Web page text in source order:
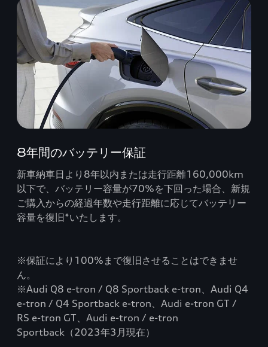
8年間のバッテリー保証
新車納車日より8年以内または走行距離160,000km
以下で、バッテリー容量が70%を下回った場合、新規
ご購入からの経過年数や走行距離に応じてバッテリー
容量を復旧*いたします。
※保証により100%まで復旧させることはできませ
ん。
※Audi Q8 e-tron / Q8 Sportback e-tron、Audi Q4
e-tron / Q4 Sportback e-tron、Audi e-tron GT /
RS e-tron GT、Audi e-tron / e-tron
Sportback（2023年3月現在）